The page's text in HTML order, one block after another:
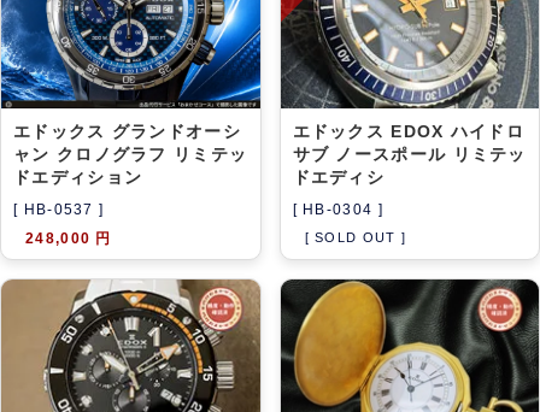
エドックス グランドオーシ
ャン クロノグラフ リミテッ
ドエディション
[ HB-0537 ]
248,000 円
エドックス EDOX ハイドロ
サブ ノースポール リミテッ
ドエディシ
[ HB-0304 ]
[ SOLD OUT ]